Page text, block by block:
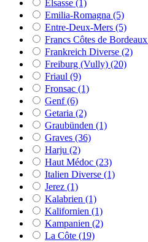
Elsasse (1)
Emilia-Romagna (5)
Entre-Deux-Mers (5)
Francs Côtes de Bordeaux
Frankreich Diverse (2)
Freiburg (Vully) (20)
Friaul (9)
Fronsac (1)
Genf(6)
Getaria (2)
Graubünden (1)
Graves (36)
Harju (2)
Haut Médoc (23)
Italien Diverse (1)
Jerez (1)
Kalabrien (1)
Kalifornien (1)
Kampanien (2)
La Côte (19)